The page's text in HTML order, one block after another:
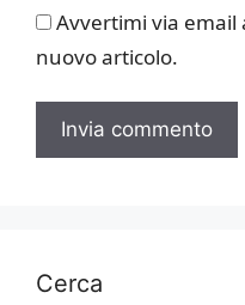
Avvertimi via email
nuovo articolo.
Cerca